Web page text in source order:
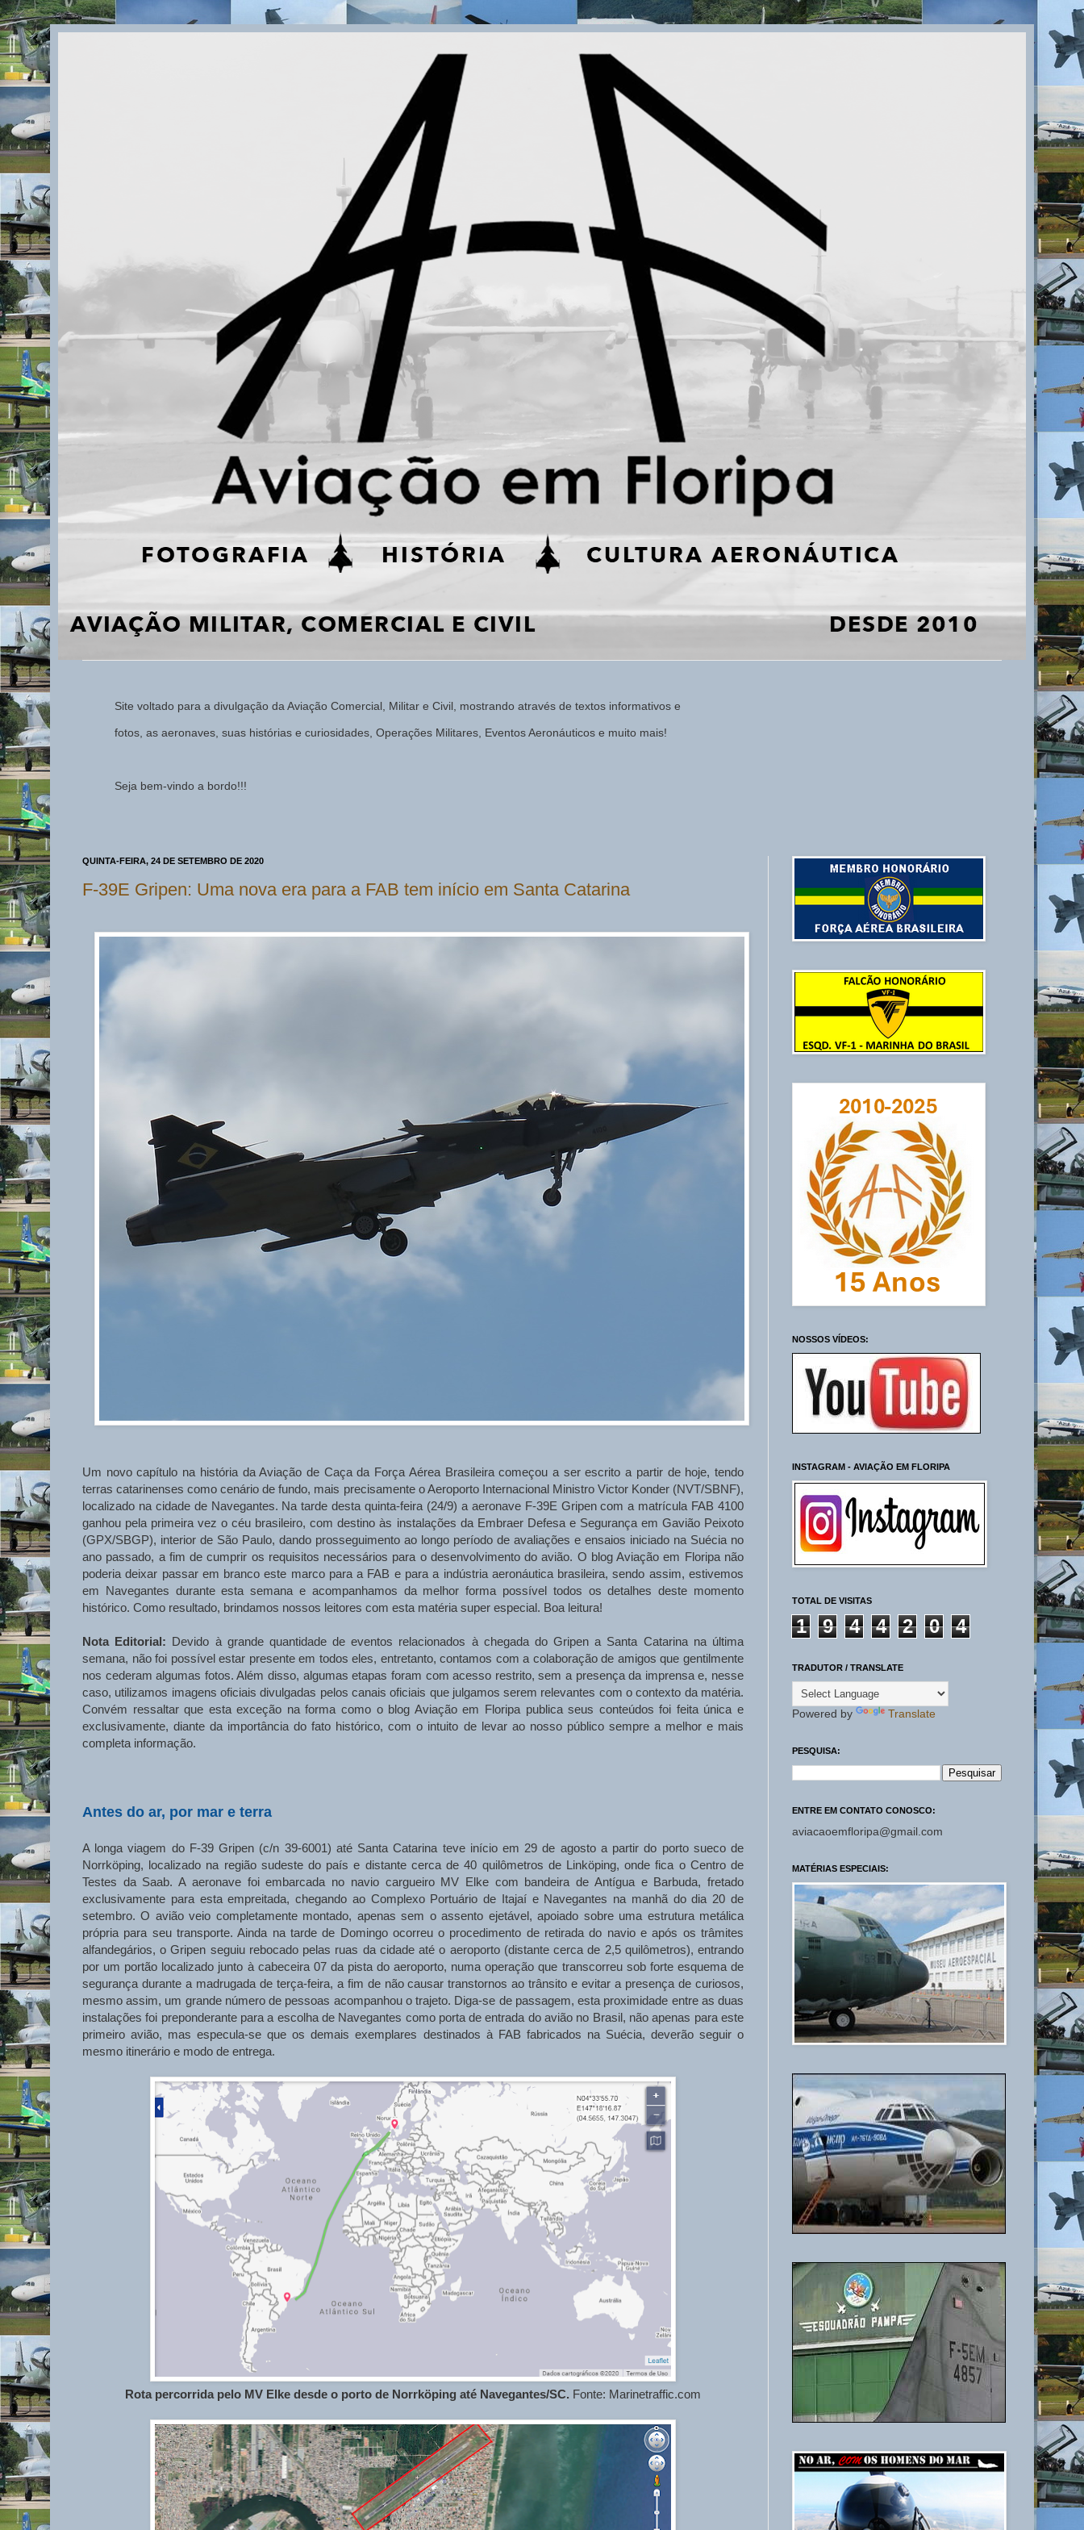
Site voltado para a divulgação da Aviação Comercial, Militar e Civil, mostrando através de textos informativos e
fotos, as aeronaves, suas histórias e curiosidades, Operações Militares, Eventos Aeronáuticos e muito mais!
Seja bem-vindo a bordo!!!
QUINTA-FEIRA, 24 DE SETEMBRO DE 2020
F-39E Gripen: Uma nova era para a FAB tem início em Santa Catarina
Um novo capítulo na história da Aviação de Caça da Força Aérea Brasileira começou a ser escrito a partir de hoje, tendo
terras catarinenses como cenário de fundo, mais precisamente o Aeroporto Internacional Ministro Victor Konder (NVT/SBNF),
localizado na cidade de Navegantes. Na tarde desta quinta-feira (24/9) a aeronave F-39E Gripen com a matrícula FAB 4100
ganhou pela primeira vez o céu brasileiro, com destino às instalações da Embraer Defesa e Segurança em Gavião Peixoto
(GPX/SBGP), interior de São Paulo, dando prosseguimento ao longo período de avaliações e ensaios iniciado na Suécia no
ano passado, a fim de cumprir os requisitos necessários para o desenvolvimento do avião. O blog Aviação em Floripa não
poderia deixar passar em branco este marco para a FAB e para a indústria aeronáutica brasileira, sendo assim, estivemos
em Navegantes durante esta semana e acompanhamos da melhor forma possível todos os detalhes deste momento
histórico. Como resultado, brindamos nossos leitores com esta matéria super especial. Boa leitura!
Nota Editorial: Devido à grande quantidade de eventos relacionados à chegada do Gripen a Santa Catarina na última
semana, não foi possível estar presente em todos eles, entretanto, contamos com a colaboração de amigos que gentilmente
nos cederam algumas fotos. Além disso, algumas etapas foram com acesso restrito, sem a presença da imprensa e, nesse
caso, utilizamos imagens oficiais divulgadas pelos canais oficiais que julgamos serem relevantes com o contexto da matéria.
Convém ressaltar que esta exceção na forma como o blog Aviação em Floripa publica seus conteúdos foi feita única e
exclusivamente, diante da importância do fato histórico, com o intuito de levar ao nosso público sempre a melhor e mais
completa informação.
Antes do ar, por mar e terra
A longa viagem do F-39 Gripen (c/n 39-6001) até Santa Catarina teve início em 29 de agosto a partir do porto sueco de
Norrköping, localizado na região sudeste do país e distante cerca de 40 quilômetros de Linköping, onde fica o Centro de
Testes da Saab. A aeronave foi embarcada no navio cargueiro MV Elke com bandeira de Antígua e Barbuda, fretado
exclusivamente para esta empreitada, chegando ao Complexo Portuário de Itajaí e Navegantes na manhã do dia 20 de
setembro. O avião veio completamente montado, apenas sem o assento ejetável, apoiado sobre uma estrutura metálica
própria para seu transporte. Ainda na tarde de Domingo ocorreu o procedimento de retirada do navio e após os trâmites
alfandegários, o Gripen seguiu rebocado pelas ruas da cidade até o aeroporto (distante cerca de 2,5 quilômetros), entrando
por um portão localizado junto à cabeceira 07 da pista do aeroporto, numa operação que transcorreu sob forte esquema de
segurança durante a madrugada de terça-feira, a fim de não causar transtornos ao trânsito e evitar a presença de curiosos,
mesmo assim, um grande número de pessoas acompanhou o trajeto. Diga-se de passagem, esta proximidade entre as duas
instalações foi preponderante para a escolha de Navegantes como porta de entrada do avião no Brasil, não apenas para este
primeiro avião, mas especula-se que os demais exemplares destinados à FAB fabricados na Suécia, deverão seguir o
mesmo itinerário e modo de entrega.
Rota percorrida pelo MV Elke desde o porto de Norrköping até Navegantes/SC. Fonte: Marinetraffic.com
NOSSOS VÍDEOS:
INSTAGRAM - AVIAÇÃO EM FLORIPA
TOTAL DE VISITAS
1 9 4 4 2 0 4
TRADUTOR / TRANSLATE
Powered by Translate
PESQUISA:
ENTRE EM CONTATO CONOSCO:
aviacaoemfloripa@gmail.com
MATÉRIAS ESPECIAIS: